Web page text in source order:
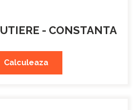
- CONSTANTA
Calculeaza